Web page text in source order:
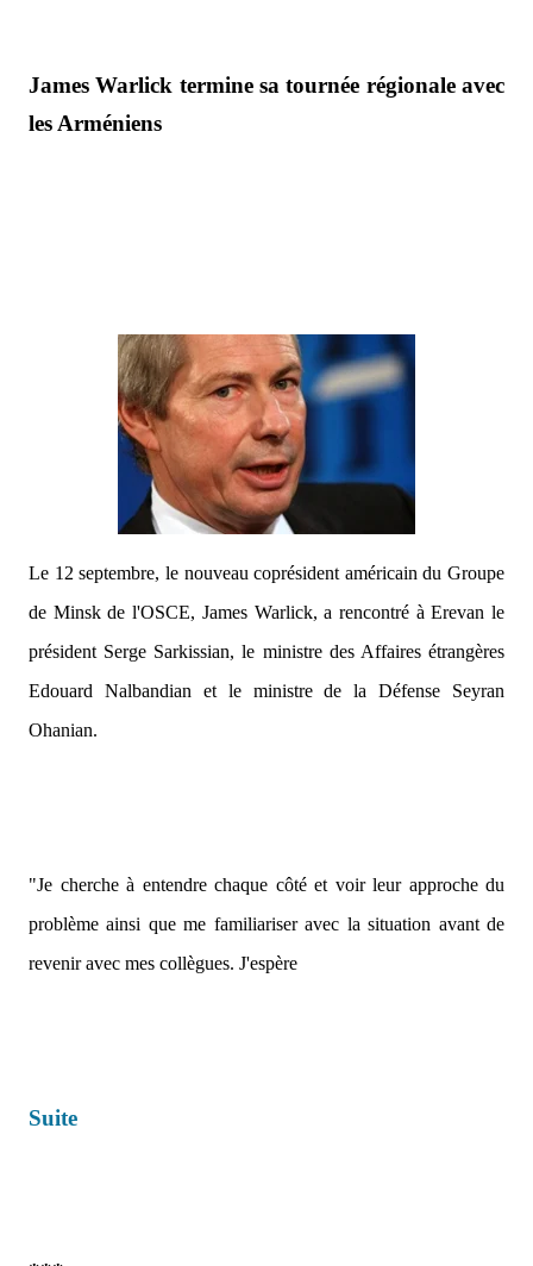
James Warlick termine sa tournée régionale avec
les Arméniens
Le 12 septembre, le nouveau coprésident américain du Groupe
de Minsk de l'OSCE, James Warlick, a rencontré à Erevan le
président Serge Sarkissian, le ministre des Affaires étrangères
Edouard Nalbandian et le ministre de la Défense Seyran
Ohanian.
"Je cherche à entendre chaque côté et voir leur approche du
problème ainsi que me familiariser avec la situation avant de
revenir avec mes collègues. J'espère
Suite